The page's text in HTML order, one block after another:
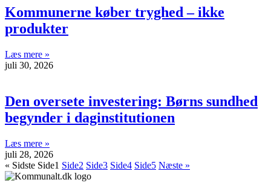
Kommunerne køber tryghed – ikke
produkter
Læs mere »
juli 30, 2026
Den oversete investering: Børns sundhed
begynder i daginstitutionen
Læs mere »
juli 28, 2026
« Sidste Side1 Side2 Side3 Side4 Side5 Næste »